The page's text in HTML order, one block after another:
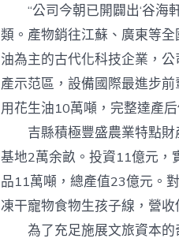
“公司今朝已開闢出‘谷海
類。產物銷往江蘇、廣東等
油為主的古代化科技企業，
產示范區，設備國際最進步
用花生油10萬噸，完整達產
吉縣積極豐盛農業特點財
基地2萬余畝。投資11億元，
品11萬噸，總產值23億元。
凍干寵物食物生孩子線，營
為了充足施展文旅資本的